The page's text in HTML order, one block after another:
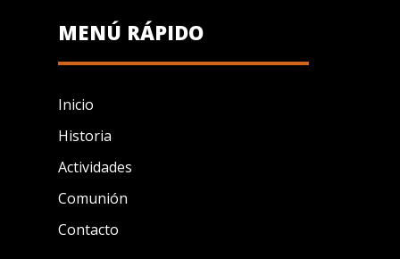
MENÚ RÁPIDO
Inicio
Historia
Actividades
Comunión
Contacto